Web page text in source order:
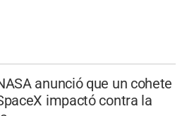
anunció que un cohete
impactó contra la